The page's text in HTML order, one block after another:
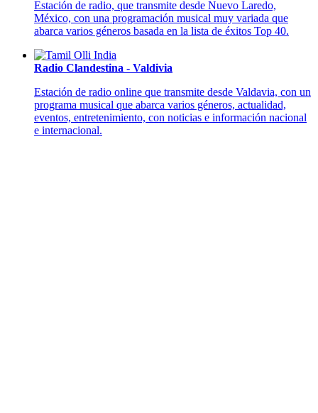
Estación de radio, que transmite desde Nuevo Laredo,
México, con una programación musical muy variada que
abarca varios géneros basada en la lista de éxitos Top 40.
Radio Clandestina - Valdivia
Estación de radio online que transmite desde Valdavia, con un
programa musical que abarca varios géneros, actualidad,
eventos, entretenimiento, con noticias e información nacional
e internacional.